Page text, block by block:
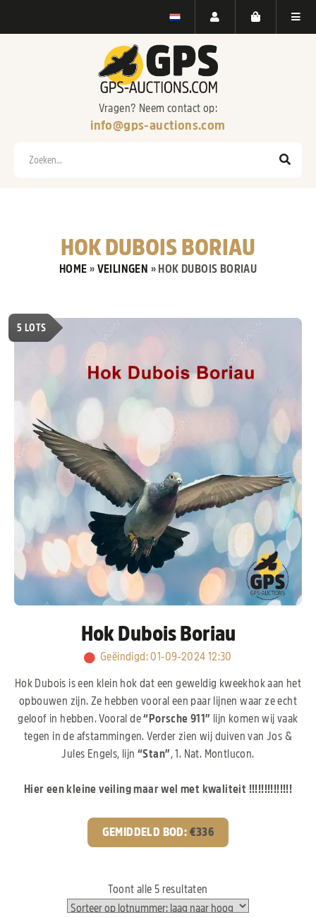
Vragen? Neem contact op:
info@gps-auctions.com
HOK DUBOIS BORIAU
HOME » VEILINGEN » HOK DUBOIS BORIAU
5 LOTS
Hok Dubois Boriau
Geëindigd :01-09-2024 12:30
Hok Dubois is een klein hok dat een geweldig kweekhok aan het
opbouwen zijn. Ze hebben vooral een paar lijnen waar ze echt
geloof in hebben. Vooral de“Porsche 911” lijn komen wij vaak
tegen in de afstammingen. Verder zien wij duiven van Jos &
Jules Engels, lijn “Stan”, 1. Nat. Montlucon.
Hier een kleine veiling maar wel met kwaliteit !!!!!!!!!!!!!!
GEMIDDELD BOD: €336
Toont alle 5 resultaten